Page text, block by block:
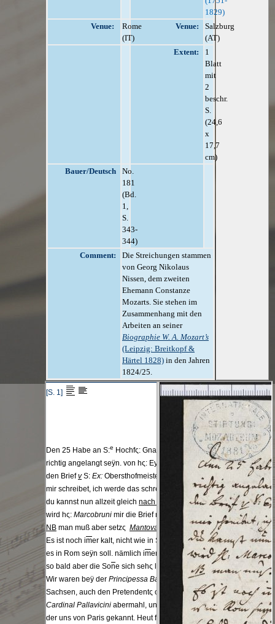
1829)
Venue:
Rome
(IT)
Venue:
Salzburg
(AT)
Extent:
1
Blatt
mit
2
beschr.
S.
(24,6
x
17,7
cm)
Bauer/Deutsch
No.
181
(Bd.
1,
S.
343-
344)
Comment:
Die Streichungen stammen
von Georg Nikolaus
Nissen, dem zweiten
Ehemann Constanze
Mozarts. Sie stehen im
Zusammenhang mit den
Arbeiten an seiner
Biographie W. A. Mozart’s
(Leipzig: Breitkopf &
Härtel 1828) in den Jahren
1824/25.